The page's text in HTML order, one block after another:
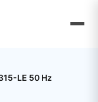
LE 50 Hz